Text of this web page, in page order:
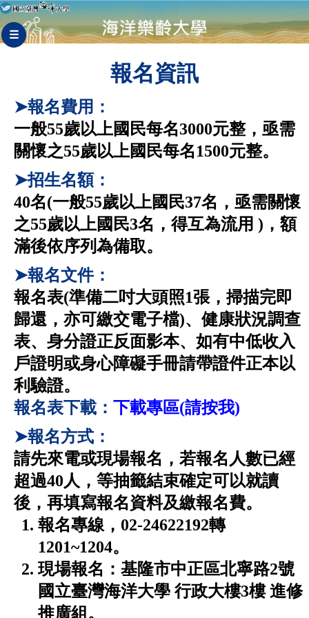
報名資訊
➤報名費用：
一般55歲以上國民每名3000元整，亟需
關懷之55歲以上國民每名1500元整。
➤招生名額：
40名(一般55歲以上國民37名，亟需關懷
之55歲以上國民3名，得互為流用 )，額
滿後依序列為備取。
➤報名文件：
報名表(準備二吋大頭照1張，掃描完即
歸還，亦可繳交電子檔)、健康狀況調查
表、身分證正反面影本、如有中低收入
戶證明或身心障礙手冊請帶證件正本以
利驗證。
報名表下載： 下載專區(請按我)
➤報名方式：
請先來電或現場報名，若報名人數已經
超過40人，等抽籤結束確定可以就讀
後，再填寫報名資料及繳報名費。
報名專線，02-24622192轉
1201~1204。
現場報名：基隆市中正區北寧路2號
國立臺灣海洋大學 行政大樓3樓 進修
推廣組。